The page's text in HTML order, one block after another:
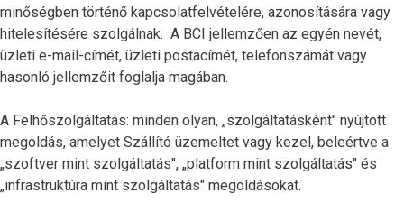
minőségben történő kapcsolatfelvételére, azonosítására vagy
hitelesítésére szolgálnak. A BCI jellemzően az egyén nevét,
üzleti e-mail-címét, üzleti postacímét, telefonszámát vagy
hasonló jellemzőit foglalja magában.
A Felhőszolgáltatás: minden olyan, „szolgáltatásként" nyújtott
megoldás, amelyet Szállító üzemeltet vagy kezel, beleértve a
„szoftver mint szolgáltatás", „platform mint szolgáltatás" és
„infrastruktúra mint szolgáltatás" megoldásokat.